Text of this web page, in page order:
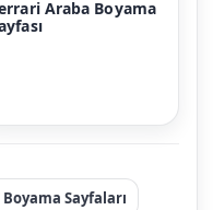
Araba Boyama
Boyama Sayfaları